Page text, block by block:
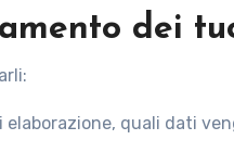
dei
elaborazione, quali dati